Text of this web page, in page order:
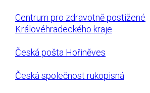
Centrum pro zdravotně postižené
Královéhradeckého kraje
Česká pošta Hořiněves
Česká společnost rukopisná